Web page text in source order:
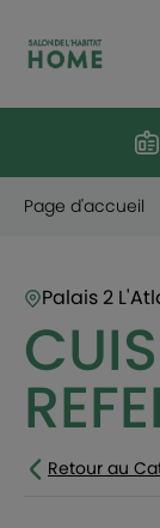
Page d'accueil
Palais 2
Retour au